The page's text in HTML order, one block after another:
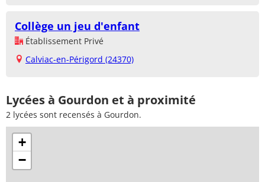
Collège un jeu d'enfant
Établissement Privé
Calviac-en-Périgord (24370)
Lycées à Gourdon et à proximité
2 lycées sont recensés à Gourdon.
+
−